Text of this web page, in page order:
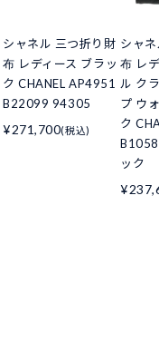
シャネル 三つ折り財
布 レディース ブラッ
ク CHANEL AP4951
B22099 94305
¥271,700(税込)
シャ
布 レ
ル ク
プ ウ
ク
ック